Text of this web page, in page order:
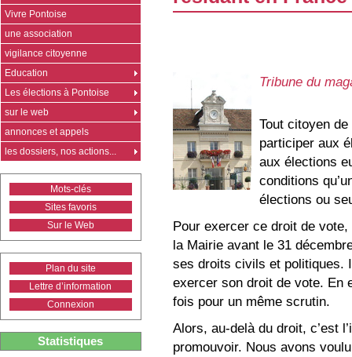
Tribune du
Tout citoyen
participer aux
aux élections
conditions
élections ou
Pour exercer ce droit de
la Mairie avant le 31
ses droits civils et politiques.
exercer son droit de vote. En
fois pour un même scrutin.
Alors, au-delà du droit, c’est
promouvoir. Nous avons
Vivre Pontoise
une association
vigilance citoyenne
Education
Les élections à Pontoise
sur le web
annonces et appels
les dossiers, nos actions...
Mots-clés
Sites favoris
Sur le Web
Plan du site
Lettre d’information
Connexion
Statistiques